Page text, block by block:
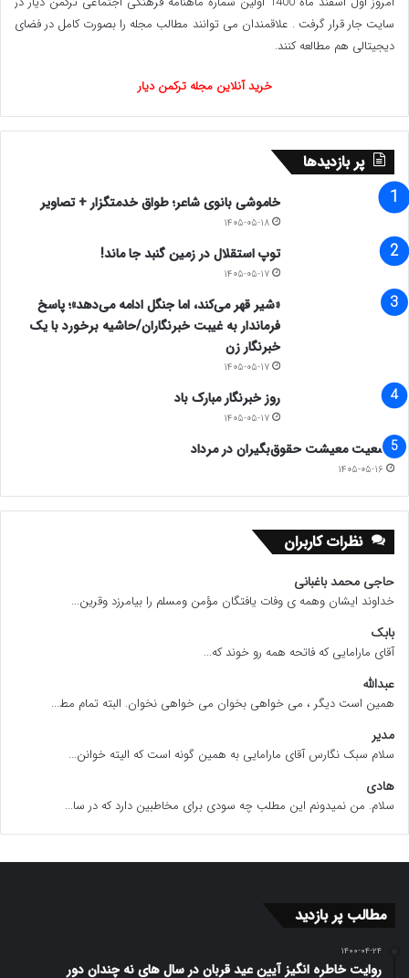
سایت جار قرار گرفت . علاقمندان می توانند مطالب مجله را بصورت کامل در فضای
دیجیتالی هم مطالعه کنند.
خرید آنلاین مجله ترکمن دیار
پر بازدیدها
خاموشی بانوی شاعر؛ طواق خدمتگزار + تصاویر
۱۴۰۵-۰۵-۱۸
توپ استقلال در زمین گنبد جا ماند!
۱۴۰۵-۰۵-۱۷
«شیر قهر می‌کند، اما جنگل ادامه می‌دهد»؛ پاسخ
فرماندار به غیبت خبرنگاران/حاشیه برخورد با یک
خبرنگار زن
۱۴۰۵-۰۵-۱۷
روز خبرنگار مبارک باد
۱۴۰۵-۰۵-۱۷
وضعیت معیشت حقوق‌بگیران در مرداد
۱۴۰۵-۰۵-۱۶
نظرات کاربران
حاجی محمد باغبانی
خداوند ایشان وهمه ی وفات یافتگان مؤمن ومسلم را بیامرزد وقرین...
بابک
آقای مارامایی که فاتحه همه رو خوند که...
عبدالله
همین است دیگر ، می خواهی بخوان می خواهی نخوان. البته تمام مط...
مدیر
سلام سبک نگارس آقای مارامایی به همین گونه است که الیته خوانن...
هادی
سلام. من نمیدونم این مطلب چه سودی برای مخاطبین دارد که در سا...
مطالب پر بازدید
۱۴۰۰-۰۴-۲۴
روایت خاطره انگیز آیین عید قربان در سال های نه چندان دور